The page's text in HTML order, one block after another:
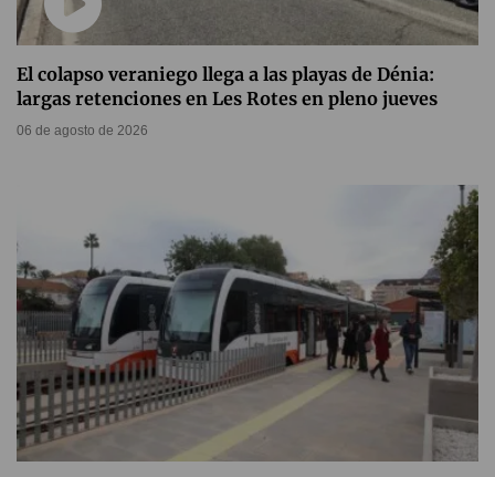
El colapso veraniego llega a las playas de Dénia:
largas retenciones en Les Rotes en pleno jueves
06 de agosto de 2026